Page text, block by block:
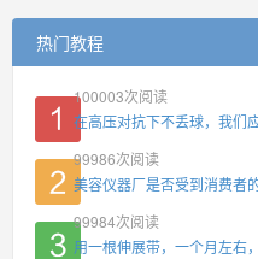
热门教程
100003次阅读
在高压对抗下不丢球，我们
99986次阅读
美容仪器厂是否受到消费者
99984次阅读
用一根伸展带，一个月左右